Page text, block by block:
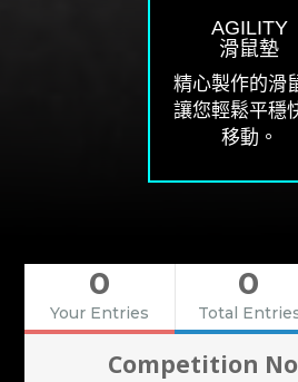
AGILITY
滑鼠墊
精心製作的滑
讓您輕鬆平穩
移動。
0
Your Entries
0
Total
Competition